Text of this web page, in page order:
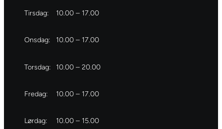
Tirsdag: 10.00 – 17.00
Onsdag: 10.00 – 17.00
Torsdag: 10.00 – 20.00
Fredag: 10.00 – 17.00
Lørdag: 10.00 – 15.00